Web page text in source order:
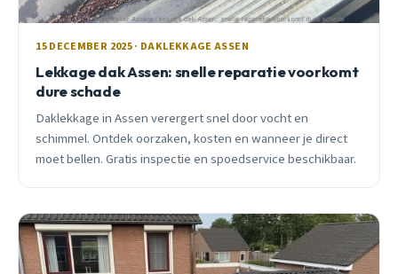
15 DECEMBER 2025 · DAKLEKKAGE ASSEN
Lekkage dak Assen: snelle reparatie voorkomt
dure schade
Daklekkage in Assen verergert snel door vocht en
schimmel. Ontdek oorzaken, kosten en wanneer je direct
moet bellen. Gratis inspectie en spoedservice beschikbaar.